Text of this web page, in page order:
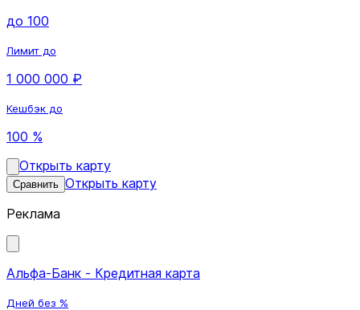
до 100
Лимит до
1 000 000 ₽
Кешбэк до
100 %
Открыть карту
Сравнить Открыть карту
Реклама
Альфа-Банк - Кредитная карта
Дней без %